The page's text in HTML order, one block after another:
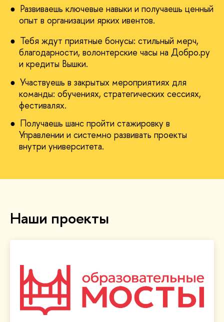
Развиваешь ключевые навыки и получаешь ценный
опыт в организации ярких ивентов.
Тебя ждут приятные бонусы: стильный мерч,
благодарности, волонтерские часы на Добро.ру
и кредиты Вышки.
Участвуешь в закрытых мероприятиях для
команды: обучениях, стратегических сессиях,
фестивалях.
Получаешь шанс пройти стажировку в
Управлении и системно развивать проекты
внутри университета.
Наши проекты
Площадка для обмена опытом среди
управленческих команд, педагогов и учащихся
ведущих предуниверсариев Москвы.
Перейти на сайт >